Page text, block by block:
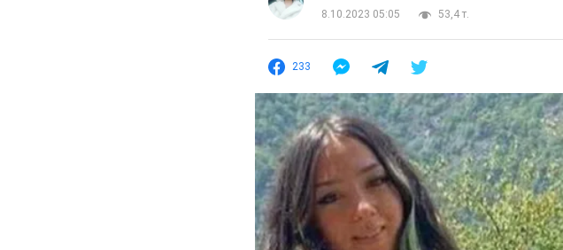
8.10.2023 05:05
53,4 т.
233